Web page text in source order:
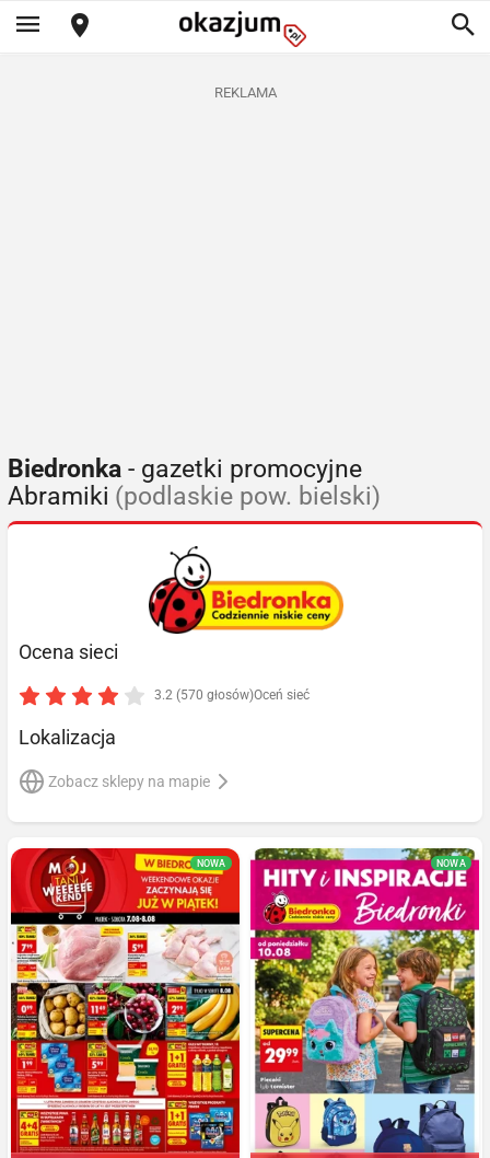
REKLAMA
Biedronka - gazetki promocyjne
Abramiki (podlaskie pow. bielski)
Ocena sieci
3.2 (570 głosów)Oceń sieć
Lokalizacja
Zobacz sklepy na mapie
NOWA NOWA